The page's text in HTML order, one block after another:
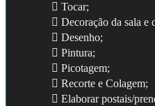
 Tocar;
 Decoração da sala e
 Desenho;
 Pintura;
 Picotagem;
 Recorte e Colagem;
 Elaborar postais/